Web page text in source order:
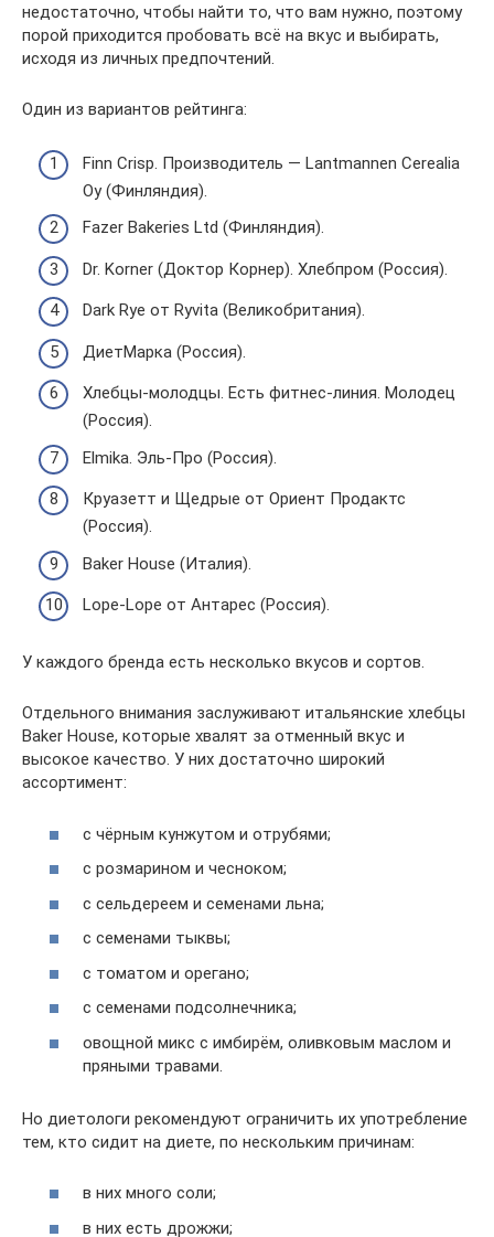
недостаточно, чтобы найти то, что вам нужно, поэтому
порой приходится пробовать всё на вкус и выбирать,
исходя из личных предпочтений.
Один из вариантов рейтинга:
Finn Crisp. Производитель — Lantmannen Cerealia
Oy (Финляндия).
Fazer Bakeries Ltd (Финляндия).
Dr. Korner (Доктор Корнер). Хлебпром (Россия).
Dark Rye от Ryvita (Великобритания).
ДиетМарка (Россия).
Хлебцы-молодцы. Есть фитнес-линия. Молодец
(Россия).
Elmika. Эль-Про (Россия).
Круазетт и Щедрые от Ориент Продактс
(Россия).
Baker House (Италия).
Lope-Lope от Антарес (Россия).
У каждого бренда есть несколько вкусов и сортов.
Отдельного внимания заслуживают итальянские хлебцы
Baker House, которые хвалят за отменный вкус и
высокое качество. У них достаточно широкий
ассортимент:
с чёрным кунжутом и отрубями;
с розмарином и чесноком;
с сельдереем и семенами льна;
с семенами тыквы;
с томатом и орегано;
с семенами подсолнечника;
овощной микс с имбирём, оливковым маслом и
пряными травами.
Но диетологи рекомендуют ограничить их употребление
тем, кто сидит на диете, по нескольким причинам:
в них много соли;
в них есть дрожжи;